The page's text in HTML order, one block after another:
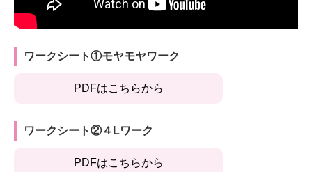
ワークシート①モヤモヤワーク
PDFはこちらから
ワークシート②４Lワーク
PDFはこちらから